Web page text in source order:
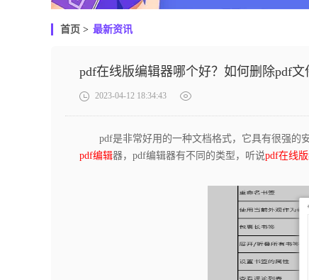
首页 > 最新资讯
pdf在线版编辑器哪个好？如何删除pdf文
2023-04-12 18:34:43
pdf是非常好用的一种文档格式，它具有很强的安
pdf编辑器，pdf编辑器有不同的类型，听说pdf在线